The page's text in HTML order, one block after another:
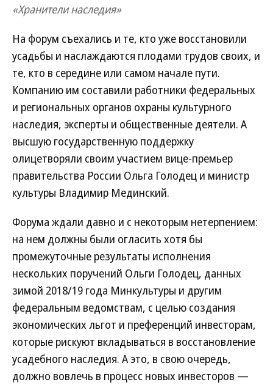
«Хранители наследия»
На форум съехались и те, кто уже восстановили
усадьбы и наслаждаются плодами трудов своих, и
те, кто в середине или самом начале пути.
Компанию им составили работники федеральных
и региональных органов охраны культурного
наследия, эксперты и общественные деятели. А
высшую государственную поддержку
олицетворяли своим участием вице-премьер
правительства России Ольга Голодец и министр
культуры Владимир Мединский.
Форума ждали давно и с некоторым нетерпением:
на нем должны были огласить хотя бы
промежуточные результаты исполнения
нескольких поручений Ольги Голодец, данных
зимой 2018/19 года Минкультуры и другим
федеральным ведомствам, с целью создания
экономических льгот и преференций инвесторам,
которые рискуют вкладываться в восстановление
усадебного наследия. А это, в свою очередь,
должно вовлечь в процесс новых инвесторов —